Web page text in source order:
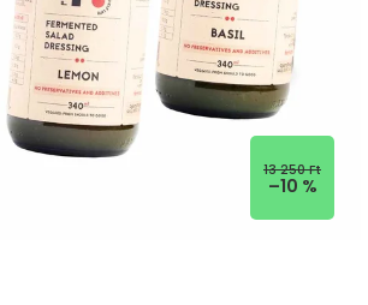
13 250 Ft
–10 %